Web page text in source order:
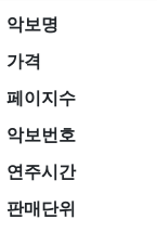
악보명
가격
페이지수
악보번호
연주시간
판매단위